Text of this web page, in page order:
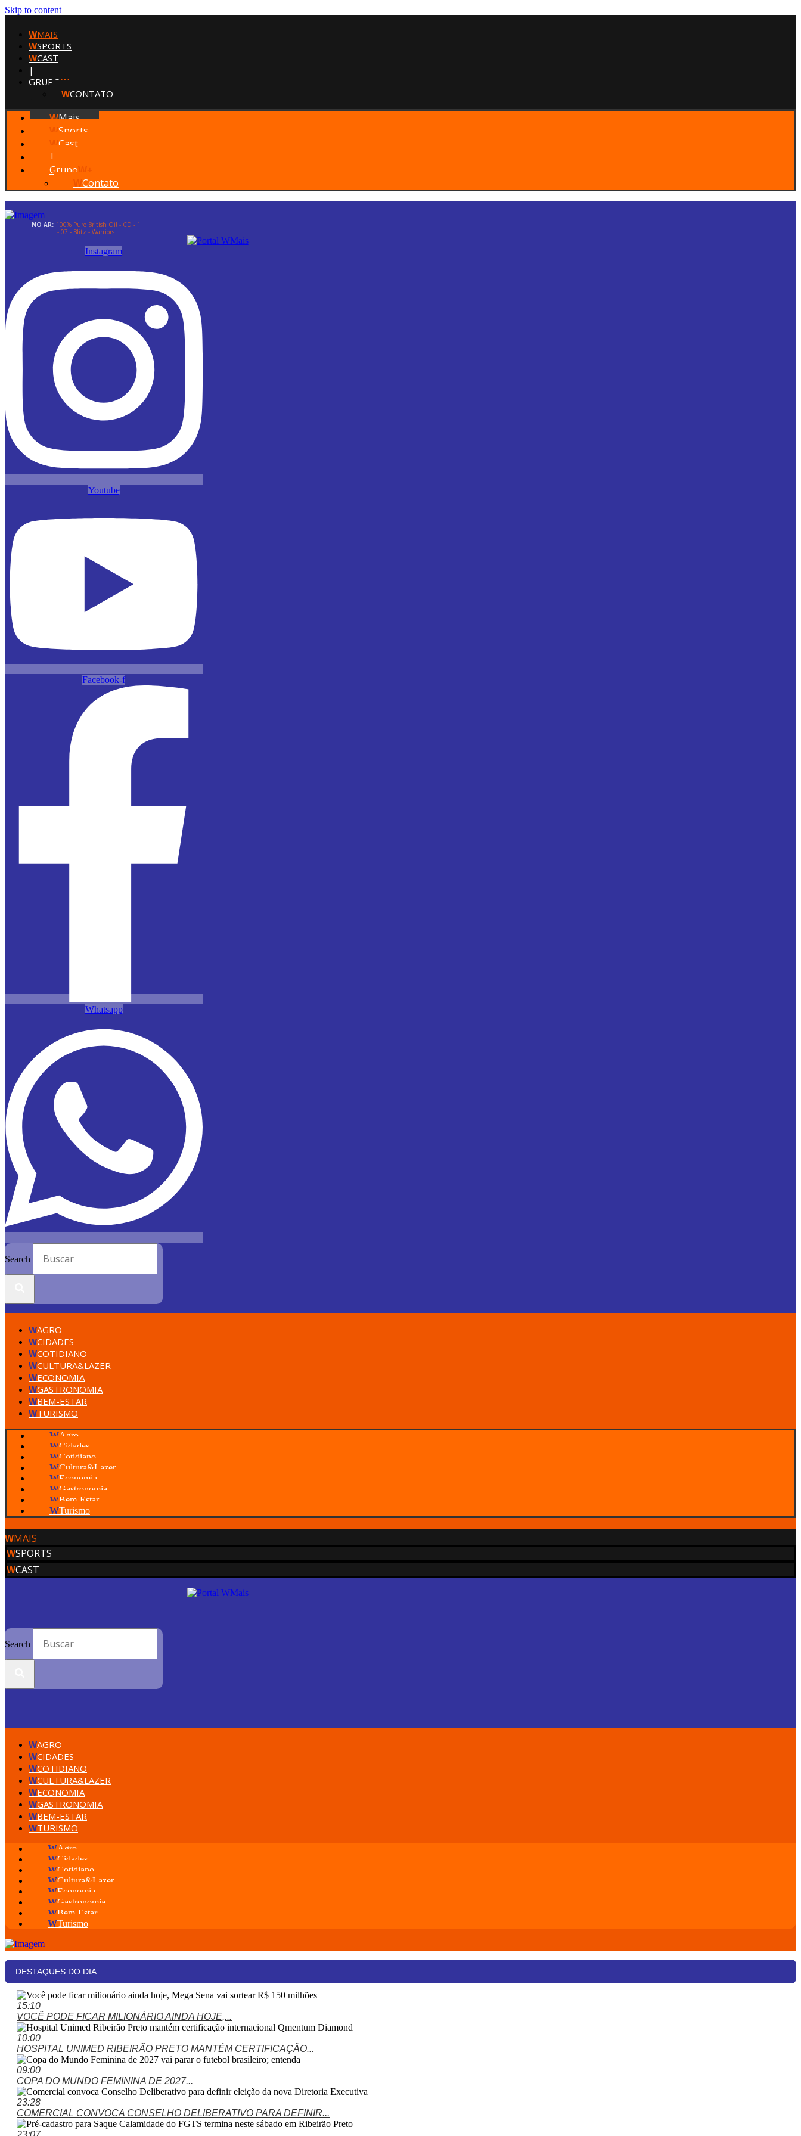
Skip to content
WMAIS
WSPORTS
WCAST
|
GRUPOW+
WCONTATO
WMais
Sports
Cast
|
Grupo
Contato
NO AR: 100% Pure British Oi! - CD - 1
- 07 - Blitz - Warriors
Instagram
Youtube
Facebook-f
Whatsapp
Search
WAGRO
WCIDADES
WCOTIDIANO
WCULTURA&LAZER
WECONOMIA
WGASTRONOMIA
WBEM-ESTAR
WTURISMO
WAgro
WCidades
WCotidiano
WCultura&Lazer
WEconomia
WGastronomia
WBem-Estar
WTurismo
WMAIS
WSPORTS
WCAST
Search
WAGRO
WCIDADES
WCOTIDIANO
WCULTURA&LAZER
WECONOMIA
WGASTRONOMIA
WBEM-ESTAR
WTURISMO
WAgro
WCidades
WCotidiano
WCultura&Lazer
WEconomia
WGastronomia
WBem-Estar
WTurismo
DESTAQUES DO DIA
15:10
VOCÊ PODE FICAR MILIONÁRIO AINDA HOJE,...
10:00
HOSPITAL UNIMED RIBEIRÃO PRETO MANTÉM CERTIFICAÇÃO...
09:00
COPA DO MUNDO FEMININA DE 2027...
23:28
COMERCIAL CONVOCA CONSELHO DELIBERATIVO PARA DEFINIR...